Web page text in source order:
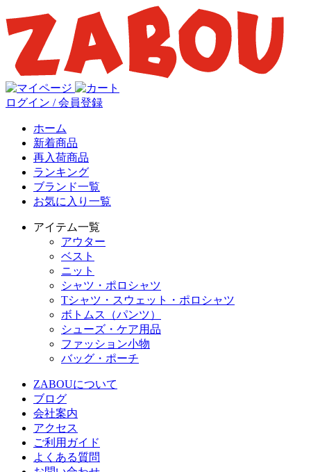
ログイン / 会員登録
ホーム
新着商品
再入荷商品
ランキング
ブランド一覧
お気に入り一覧
アイテム一覧
アウター
ベスト
ニット
シャツ・ポロシャツ
Tシャツ・スウェット・ポロシャツ
ボトムス（パンツ）
シューズ・ケア用品
ファッション小物
バッグ・ポーチ
ZABOUについて
ブログ
会社案内
アクセス
ご利用ガイド
よくある質問